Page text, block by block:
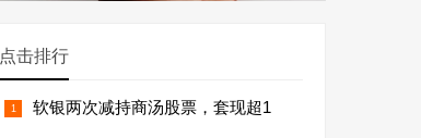
点击排行
软银两次减持商汤股票，套现超1